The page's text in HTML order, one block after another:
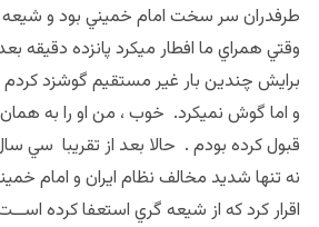
طرفدران سر سخت امام خميني بود و
وقتي همراي ما افطار ميكرد پانزده دقيقه
برايش چندين بار غير مستقيم گوشزد
و اما گوش نميكرد. خوب ، من او را به
قبول كرده بودم . حالا بعد از تقريبا سي
نه تنها شديد مخالف نظام ايران و امام
اقرار كرد كه از شيعه گري استعفا كرده